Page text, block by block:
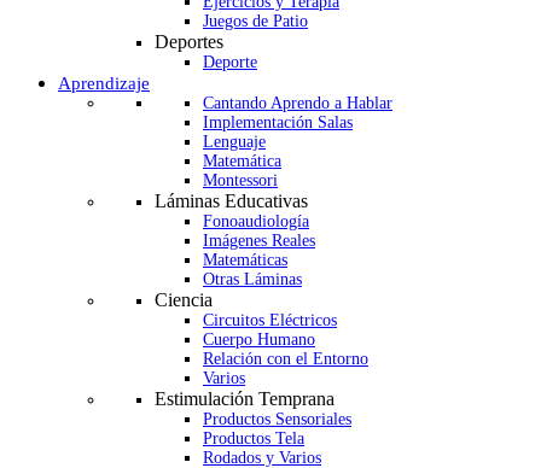
Juegos de Patio
Deportes
Deporte
Aprendizaje
Cantando Aprendo a Hablar
Implementación Salas
Lenguaje
Matemática
Montessori
Láminas Educativas
Fonoaudiología
Imágenes Reales
Matemáticas
Otras Láminas
Ciencia
Circuitos Eléctricos
Cuerpo Humano
Relación con el Entorno
Varios
Estimulación Temprana
Productos Sensoriales
Productos Tela
Rodados y Varios